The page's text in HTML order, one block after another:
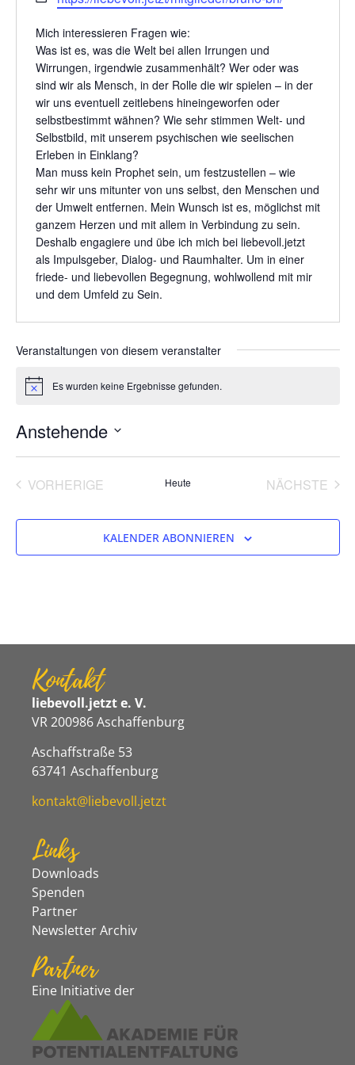
Mich interessieren Fragen wie:
Was ist es, was die Welt bei allen Irrungen und
Wirrungen, irgendwie zusammenhält? Wer oder was
sind wir als Mensch, in der Rolle die wir spielen – in der
wir uns eventuell zeitlebens hineingeworfen oder
selbstbestimmt wähnen? Wie sehr stimmen Welt- und
Selbstbild, mit unserem psychischen wie seelischen
Erleben in Einklang?
Man muss kein Prophet sein, um festzustellen – wie
sehr wir uns mitunter von uns selbst, den Menschen und
der Umwelt entfernen. Mein Wunsch ist es, möglichst mit
ganzem Herzen und mit allem in Verbindung zu sein.
Deshalb engagiere und übe ich mich bei liebevoll.jetzt
als Impulsgeber, Dialog- und Raumhalter. Um in einer
friede- und liebevollen Begegnung, wohlwollend mit mir
und dem Umfeld zu Sein.
Veranstaltungen von diesem veranstalter
HinweisEs wurden keine Ergebnisse gefunden.
Anstehende
wählen.
VORHERIGE VERANSTALTUNGEN
Heute NÄCHSTE
KALENDER ABONNIEREN
Kontakt
liebevoll.jetzt e. V.
VR 200986 Aschaffenburg
Aschaffstraße 53
63741 Aschaffenburg
kontakt@liebevoll.jetzt
Links
Downloads
Spenden
Partner
Newsletter Archiv
Partner
Eine Initiative der